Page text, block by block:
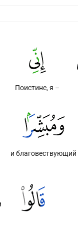
Поистине, я –
и благовествующий